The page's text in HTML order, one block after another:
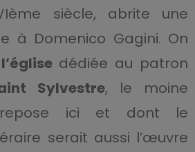
siècle, abrite une
à Domenico Gagini. On
l’église dédiée au patron
Sylvestre, le moine
ici et dont le
serait aussi l’œuvre